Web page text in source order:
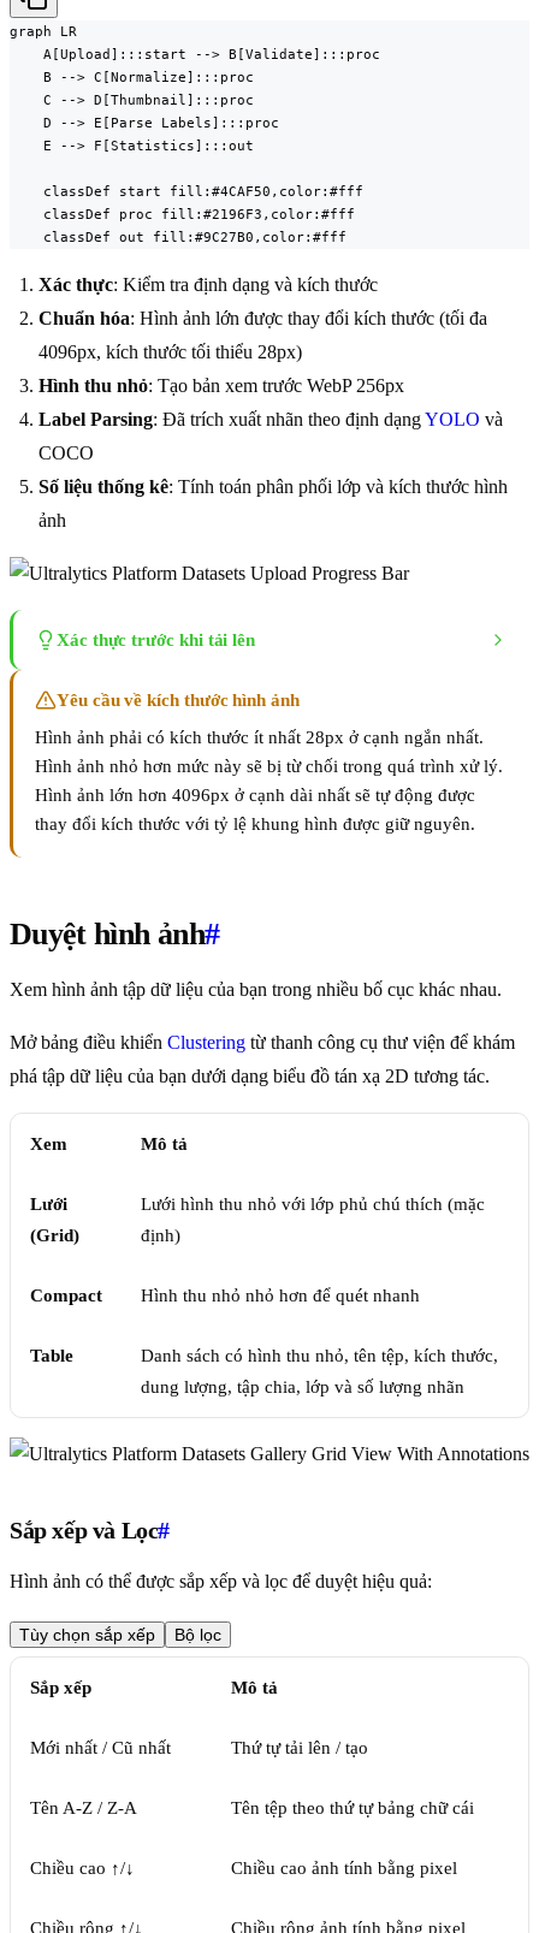
graph LR
    A[Upload]:::start --> B[Validate]:::proc
    B --> C[Normalize]:::proc
    C --> D[Thumbnail]:::proc
    D --> E[Parse Labels]:::proc
    E --> F[Statistics]:::out
    classDef start fill:#4CAF50,color:#fff
    classDef proc fill:#2196F3,color:#fff
    classDef out fill:#9C27B0,color:#fff
Xác thực: Kiểm tra định dạng và kích thước
Chuẩn hóa: Hình ảnh lớn được thay đổi kích thước (tối đa
4096px, kích thước tối thiểu 28px)
Hình thu nhỏ: Tạo bản xem trước WebP 256px
Label Parsing: Đã trích xuất nhãn theo định dạngYOLO và
COCO
Số liệu thống kê: Tính toán phân phối lớp và kích thước hình
ảnh
Xác thực trước khi tải lên
Yêu cầu về kích thước hình ảnh
Hình ảnh phải có kích thước ít nhất 28px ở cạnh ngắn nhất.
Hình ảnh nhỏ hơn mức này sẽ bị từ chối trong quá trình xử lý.
Hình ảnh lớn hơn 4096px ở cạnh dài nhất sẽ tự động được
thay đổi kích thước với tỷ lệ khung hình được giữ nguyên.
Duyệt hình ảnh#
Xem hình ảnh tập dữ liệu của bạn trong nhiều bố cục khác nhau.
Mở bảng điều khiển Clustering từ thanh công cụ thư viện để khám
phá tập dữ liệu của bạn dưới dạng biểu đồ tán xạ 2D tương tác.
Xem Mô tả
Lưới
(Grid)
Lưới hình thu nhỏ với lớp phủ chú thích (mặc
định)
Compact Hình thu nhỏ nhỏ hơn để quét nhanh
Table
Danh sách có hình thu nhỏ, tên tệp, kích thước,
dung lượng, tập chia, lớp và số lượng nhãn
Sắp xếp và Lọc#
Hình ảnh có thể được sắp xếp và lọc để duyệt hiệu quả:
Tùy chọn sắp xếp Bộ lọc
Sắp xếp Mô tả
Mới nhất / Cũ nhất Thứ tự tải lên / tạo
Tên A-Z / Z-A Tên tệp theo thứ tự bảng chữ cái
Chiều cao ↑/↓ Chiều cao ảnh tính bằng pixel
Chiều rộng ↑/↓ Chiều rộng ảnh tính bằng pixel